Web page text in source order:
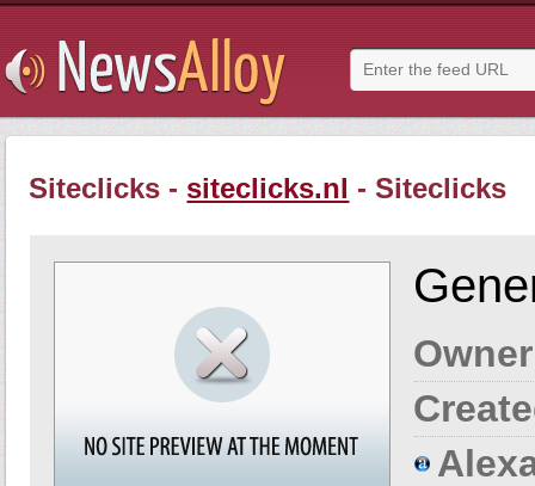
Siteclicks - siteclicks.nl - Siteclicks